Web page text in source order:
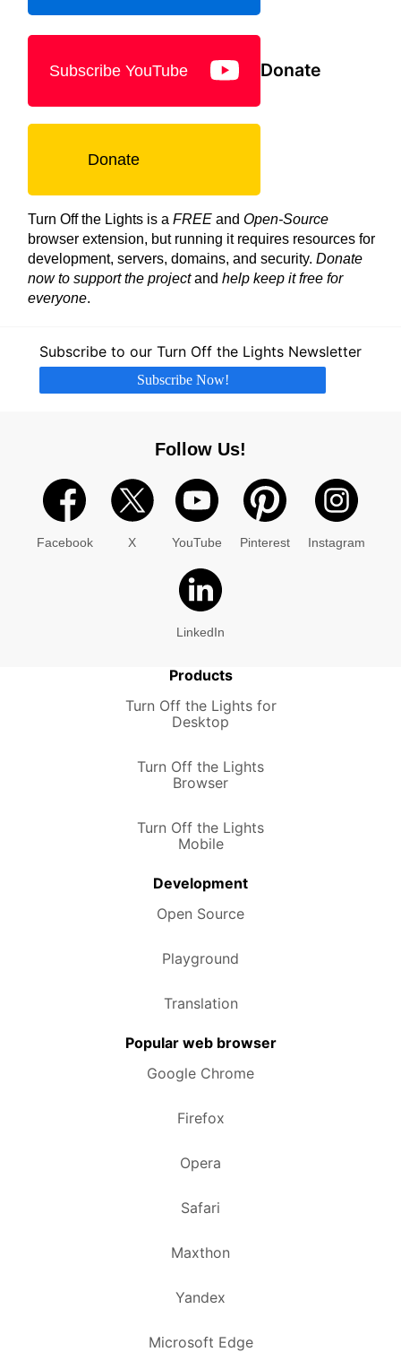
Subscribe YouTube Donate
Donate
Turn Off the Lights is a FREE and Open-Source
browser extension, but running it requires resources for
development, servers, domains, and security. Donate
now to support the projectand help keep it free for
everyone.
Subscribe to our Turn Off the Lights Newsletter
Subscribe Now!
Follow Us!
Facebook X YouTube Pinterest Instagram
LinkedIn
Products
Turn Off the Lights for
Desktop
Turn Off the Lights
Browser
Turn Off the Lights
Mobile
Development
Open Source
Playground
Translation
Popular web browser
Google Chrome
Firefox
Opera
Safari
Maxthon
Yandex
Microsoft Edge